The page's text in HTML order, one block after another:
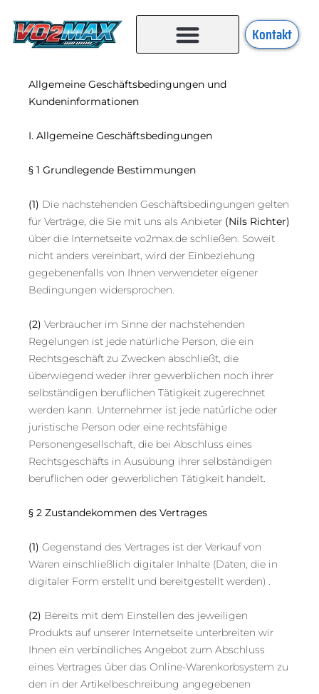
Kontakt
Allgemeine Geschäftsbedingungen und
Kundeninformationen
I. Allgemeine Geschäftsbedingungen
§ 1 Grundlegende Bestimmungen
(1) Die nachstehenden Geschäftsbedingungen gelten
für Verträge, die Sie mit uns als Anbieter (Nils Richter)
über die Internetseite vo2max.de schließen. Soweit
nicht anders vereinbart, wird der Einbeziehung
gegebenenfalls von Ihnen verwendeter eigener
Bedingungen widersprochen.
(2) Verbraucher im Sinne der nachstehenden
Regelungen ist jede natürliche Person, die ein
Rechtsgeschäft zu Zwecken abschließt, die
überwiegend weder ihrer gewerblichen noch ihrer
selbständigen beruflichen Tätigkeit zugerechnet
werden kann. Unternehmer ist jede natürliche oder
juristische Person oder eine rechtsfähige
Personengesellschaft, die bei Abschluss eines
Rechtsgeschäfts in Ausübung ihrer selbständigen
beruflichen oder gewerblichen Tätigkeit handelt.
§ 2 Zustandekommen des Vertrages
(1) Gegenstand des Vertrages ist der Verkauf von
Waren einschließlich digitaler Inhalte (Daten, die in
digitaler Form erstellt und bereitgestellt werden) .
(2) Bereits mit dem Einstellen des jeweiligen
Produkts auf unserer Internetseite unterbreiten wir
Ihnen ein verbindliches Angebot zum Abschluss
eines Vertrages über das Online-Warenkorbsystem zu
den in der Artikelbeschreibung angegebenen